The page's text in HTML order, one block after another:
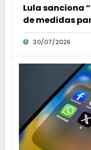
Lula sanciona
de medidas
mulheres – Em
30/07/2026